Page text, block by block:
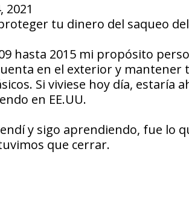
2021
tu dinero del saqueo
hasta 2015 mi propósito
en el exterior y mantener
Si viviese hoy día, estaría
en EE.UU.
y sigo aprendiendo, fue lo
que cerrar.